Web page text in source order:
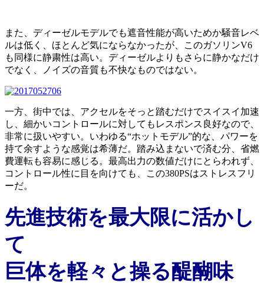
また、ディーゼルモデルでも遮音性能が高いためか騒音レベ
ルは低く、ほとんど気にならなかったが、このガソリンV6
も同様に静粛性は高い。ディーゼルよりもさらに静かなだけ
でなく、ノイズの音質も不快なものではない。
一方、街中では、アクセルをそっと踏むだけでスイスイ加速
し、細かいコントロールに対してもレスポンス良好なので、
非常に扱いやすい。いわゆる“ホットモデル”的な、パワーを
持て余すような感覚は希薄だ。踏み込まないで済む分、省燃
費運転も容易に感じる。最高出力の数値だけにとらわれず、
コントロール性に目を向けても、この380PSはストレスフリ
ーだ。
先進技術を最大限に活かし
て
巨体を軽々と操る醍醐味